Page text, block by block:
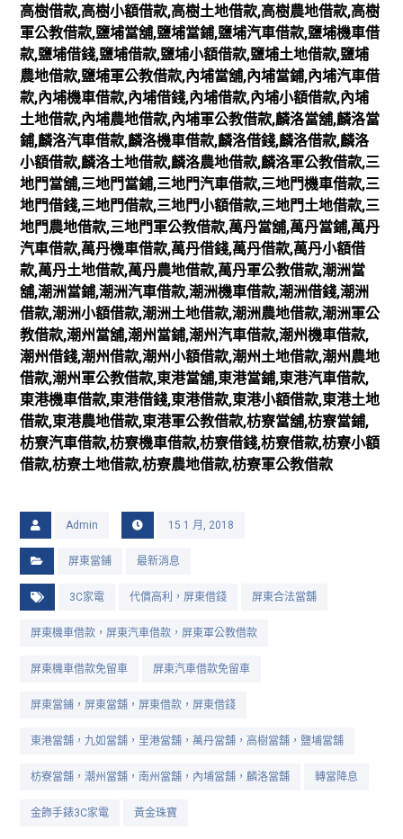
高樹借款,高樹小額借款,高樹土地借款,高樹農地借款,高樹
軍公教借款,鹽埔當舖,鹽埔當鋪,鹽埔汽車借款,鹽埔機車借
款,鹽埔借錢,鹽埔借款,鹽埔小額借款,鹽埔土地借款,鹽埔
農地借款,鹽埔軍公教借款,內埔當舖,內埔當鋪,內埔汽車借
款,內埔機車借款,內埔借錢,內埔借款,內埔小額借款,內埔
土地借款,內埔農地借款,內埔軍公教借款,麟洛當舖,麟洛當
鋪,麟洛汽車借款,麟洛機車借款,麟洛借錢,麟洛借款,麟洛
小額借款,麟洛土地借款,麟洛農地借款,麟洛軍公教借款,三
地門當舖,三地門當鋪,三地門汽車借款,三地門機車借款,三
地門借錢,三地門借款,三地門小額借款,三地門土地借款,三
地門農地借款,三地門軍公教借款,萬丹當舖,萬丹當鋪,萬丹
汽車借款,萬丹機車借款,萬丹借錢,萬丹借款,萬丹小額借
款,萬丹土地借款,萬丹農地借款,萬丹軍公教借款,潮洲當
舖,潮洲當鋪,潮洲汽車借款,潮洲機車借款,潮洲借錢,潮洲
借款,潮洲小額借款,潮洲土地借款,潮洲農地借款,潮洲軍公
教借款,潮州當舖,潮州當鋪,潮州汽車借款,潮州機車借款,
潮州借錢,潮州借款,潮州小額借款,潮州土地借款,潮州農地
借款,潮州軍公教借款,東港當舖,東港當鋪,東港汽車借款,
東港機車借款,東港借錢,東港借款,東港小額借款,東港土地
借款,東港農地借款,東港軍公教借款,枋寮當舖,枋寮當鋪,
枋寮汽車借款,枋寮機車借款,枋寮借錢,枋寮借款,枋寮小額
借款,枋寮土地借款,枋寮農地借款,枋寮軍公教借款
Admin 15 1 月, 2018
屏東當鋪 最新消息
3C家電 代償高利，屏東借錢 屏東合法當舖
屏東機車借款，屏東汽車借款，屏東軍公教借款
屏東機車借款免留車 屏東汽車借款免留車
屏東當鋪，屏東當舖，屏東借款，屏東借錢
東港當舖，九如當舖，里港當舖，萬丹當舖，高樹當舖，鹽埔當舖
枋寮當舖，潮州當舖，南州當舖，內埔當舖，麟洛當舖 轉當降息
金飾手錶3C家電 黃金珠寶